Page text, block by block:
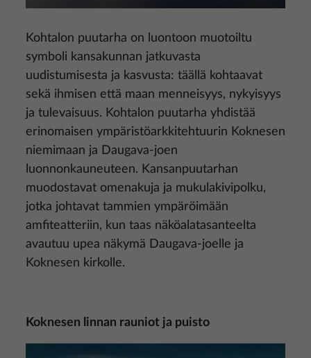
Kohtalon puutarha on luontoon muotoiltu
symboli kansakunnan jatkuvasta
uudistumisesta ja kasvusta: täällä kohtaavat
sekä ihmisen että maan menneisyys, nykyisyys
ja tulevaisuus. Kohtalon puutarha yhdistää
erinomaisen ympäristöarkkitehtuurin Koknesen
niemimaan ja Daugava-joen
luonnonkauneuteen. Kansanpuutarhan
muodostavat omenakuja ja mukulakivipolku,
jotka johtavat tammien ympäröimään
amfiteatteriin, kun taas näköalatasanteelta
avautuu upea näkymä Daugava-joelle ja
Koknesen kirkolle.
Koknesen linnan rauniot ja puisto